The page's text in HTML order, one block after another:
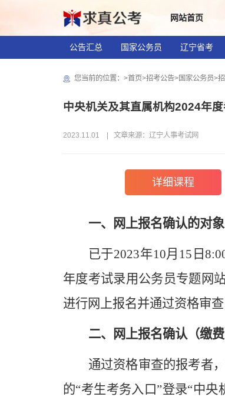
网站首页
公告汇总 国家公务员 辽宁省考
您当前的位置：>首页>招考公告>国家公务员>
中央机关及其直属机构2024年
2023.11.01 | 文章来源：辽宁人事考试网
详细课程
一、网上报名确认的对象
已于2023年10月15日
年度考试录用公务员专题网站
进行网上报名并通过资格审
二、网上报名确认（缴
通过资格审查的报考者
的“考生考务入口”登录“中